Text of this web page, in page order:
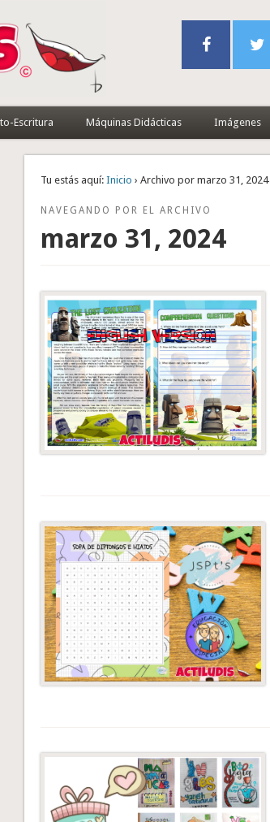
Escritura Máquinas Didácticas Imágenes
Tu estás aquí: Inicio › Archivo por marzo 31, 2024
NAVEGANDO POR EL ARCHIVO
marzo 31, 2024